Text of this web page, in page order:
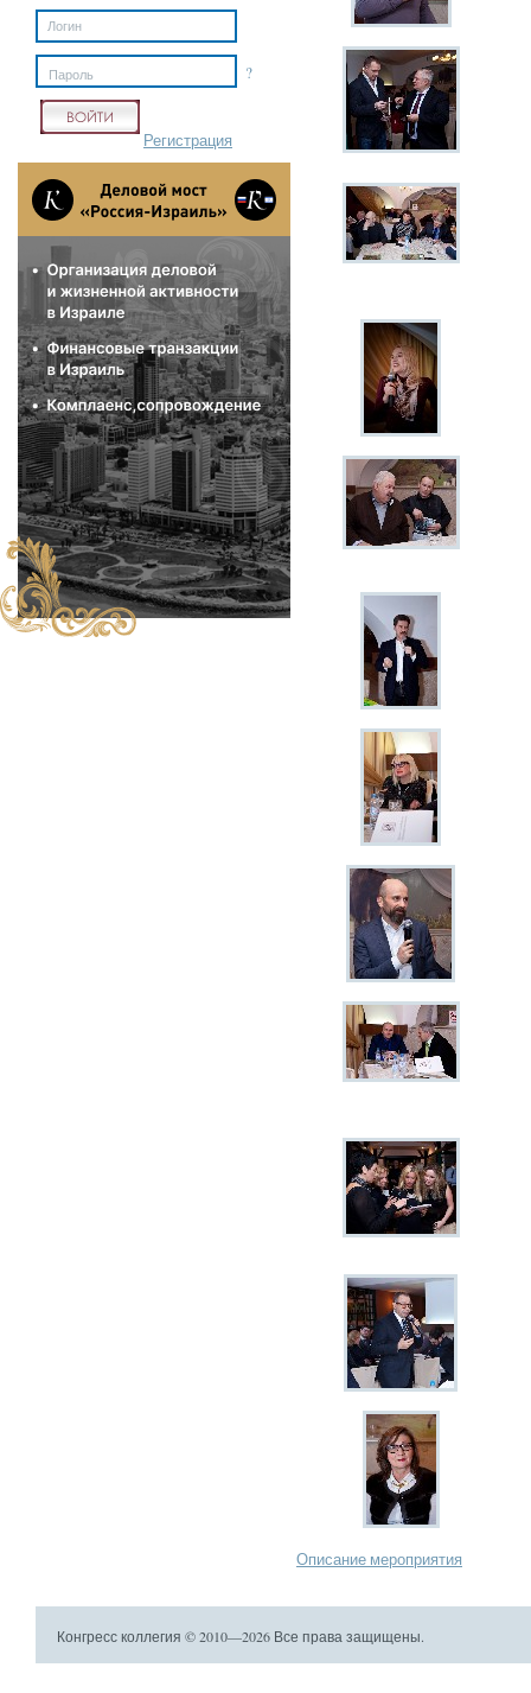
Описание мероприятия
?
Пароль
Регистрация
Конгресс коллегия © 2010—2026 Все права защищены.